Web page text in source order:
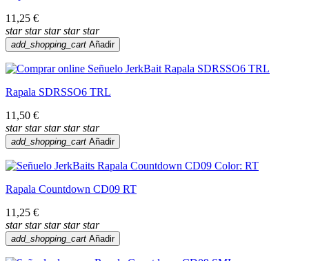
11,25 €
star star star star star
add_shopping_cart Añadir
Rapala SDRSSO6 TRL
11,50 €
star star star star star
add_shopping_cart Añadir
Rapala Countdown CD09 RT
11,25 €
star star star star star
add_shopping_cart Añadir